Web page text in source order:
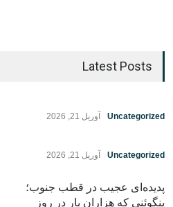
Latest Posts
Uncategorized آوریل 21, 2026
Uncategorized آوریل 21, 2026
پدیده‌ای عجیب در قطب جنوب؛
پنگوئنی که هزاران بار در روز